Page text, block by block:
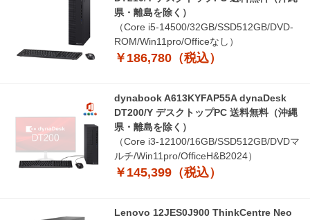
県・離島を除く）
（Core i5-14500/32GB/SSD512GB/DVD-
ROM/Win11pro/Officeなし）
￥186,780（税込）
dynabook A613KYFAP55A dynaDesk
DT200/Y デスクトップPC 送料無料（沖縄
県・離島を除く）
（Core i3-12100/16GB/SSD512GB/DVDマ
ルチ/Win11pro/OfficeH&B2024）
￥145,399（税込）
Lenovo 12JES0J900 ThinkCentre Neo